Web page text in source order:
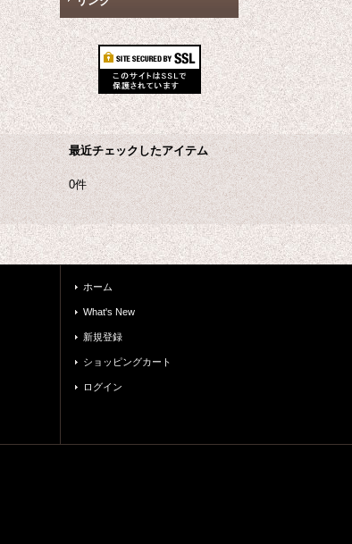
最近チェックしたアイテム
0件
ホーム
What's New
新規登録
ショッピングカート
ログイン